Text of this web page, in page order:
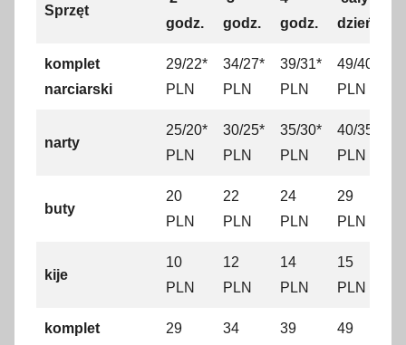
Sprzęt
godz.
godz.
godz.
dzień
komplet
narciarski
29/22*
PLN
34/27*
PLN
39/31*
PLN
49/40*
PLN
narty
25/20*
PLN
30/25*
PLN
35/30*
PLN
40/35*
PLN
buty
20
PLN
22
PLN
24
PLN
29
PLN
kije
10
PLN
12
PLN
14
PLN
15
PLN
komplet
29
34
39
49